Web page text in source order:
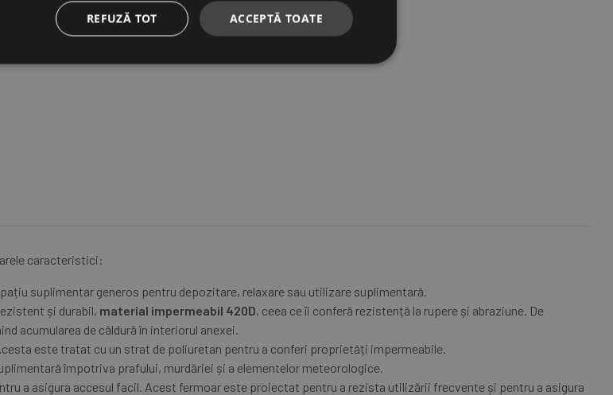
caracteristici:
suplimentar generos pentru depozitare, relaxare sau utilizare suplimentară.
și durabil, material impermeabil 420D, ceea ce îi conferă rezistență la rupere și abraziune. De
acumularea de căldură în interiorul anexei.
este tratat cu un strat de poliuretan pentru a conferi proprietăți impermeabile.
împotriva prafului, murdăriei și a elementelor meteorologice.
a asigura accesul facil. Acest fermoar este proiectat pentru a rezista utilizării frecvente și pentru a asigura
ACCEPTĂ TOATE
REFUZĂ TOT